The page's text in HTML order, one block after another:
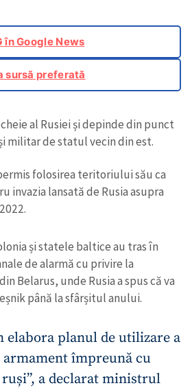
în Google News
sursă preferată
al Rusiei și depinde din punct
militar de statul vecin din est.
folosirea teritoriului său ca
invazia lansată de Rusia asupra
și statele baltice au tras în
de alarmă cu privire la
Belarus, unde Rusia a spus că va
până la sfârșitul anului.
elabora planul de utilizare a
armament împreună cu
a declarat ministrul